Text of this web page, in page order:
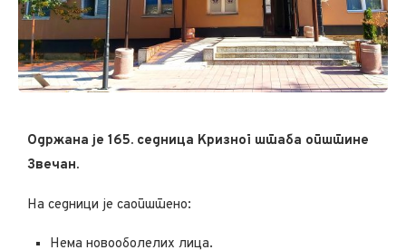
Одржана је 165. седница Кризног штаба општине
Звечан.
На седници је саопштено:
Нема новооболелих лица.